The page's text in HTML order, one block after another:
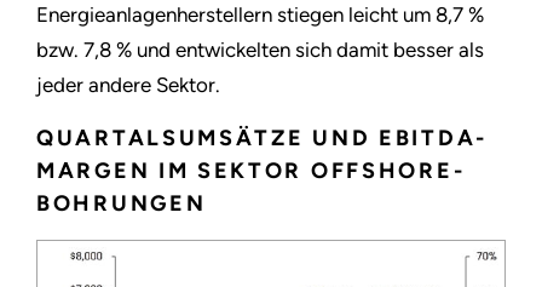
Energieanlagenherstellern stiegen leicht um 8,7 %
bzw. 7,8 % und entwickelten sich damit besser als
jeder andere Sektor.
QUARTALSUMSÄTZE UND EBITDA-
MARGEN IM SEKTOR OFFSHORE-
BOHRUNGEN